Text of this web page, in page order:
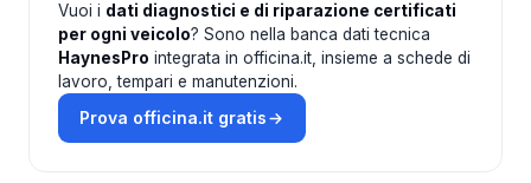
Vuoi i dati diagnostici e di riparazione certificati
per ogni veicolo? Sono nella banca dati tecnica
HaynesPro integrata in officina.it, insieme a schede di
lavoro, tempari e manutenzioni.
Prova officina.it gratis